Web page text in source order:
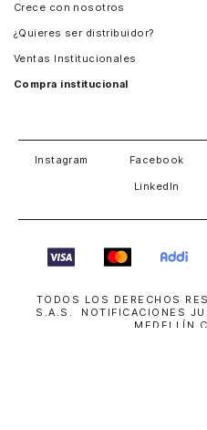
Crece con nosotros
¿Quieres ser distribuidor?
Ventas Institucionales
Compra institucional
Instagram Facebook
LinkedIn
TODOS LOS DERECHOS
S.A.S. NOTIFICACIONES
MEDELLÍN